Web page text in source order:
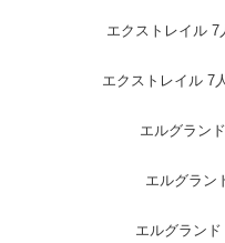
エクストレイル 7
エクストレイル 7
エルグラン
エルグラン
エルグランド